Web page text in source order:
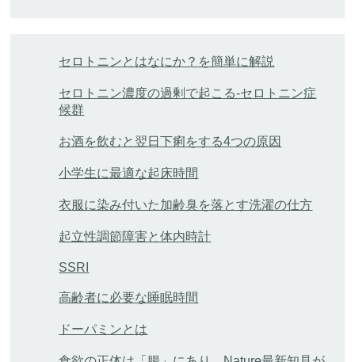
セロトニンとはなにか？を簡単に解説
セロトニン濃度の過剰で起こる-セロトニン症
候群
お酒を飲むと翌日下痢をする4つの原因
小学生に最適な起床時間
衣服に染み付いた加齢臭を落とす洗濯の仕方
起立性調節障害と体内時計
SSRI
高齢者に必要な睡眠時間
ドーパミンとは